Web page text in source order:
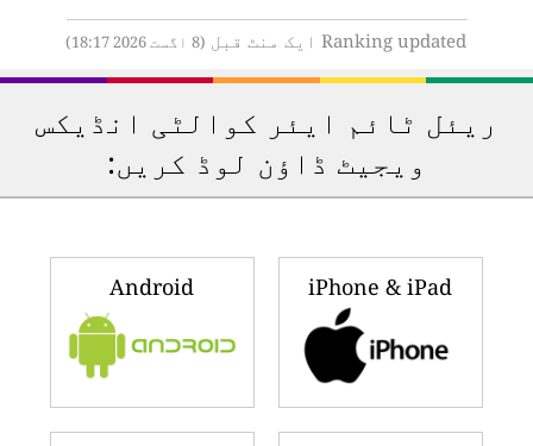
Ranking updated ایک منٹ قبل (8 اگست 2026 18:17)
ریئل ٹائم ایئر کوالٹی انڈیکس
ویجیٹ ڈاؤن لوڈ کریں:
iPhone & iPad
Android